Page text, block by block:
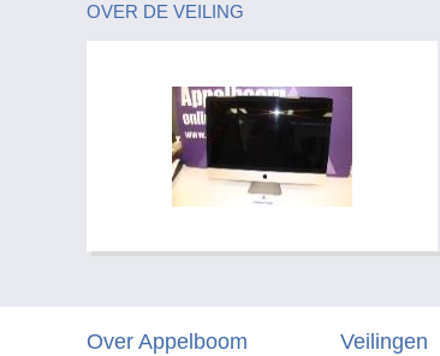
OVER DE VEILING
Over Appelboom Veilingen